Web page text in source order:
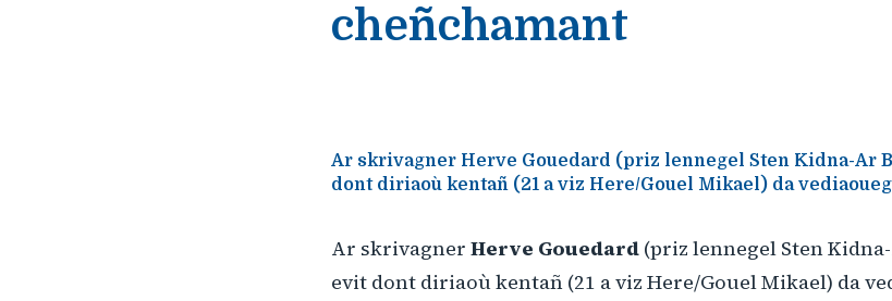
cheñchamant
Ar skrivagner Herve Gouedard (priz lennegel Sten Kidna-Ar
dont diriaoù kentañ (21 a viz Here/Gouel Mikael) da
Ar skrivagner Herve Gouedard (priz lennegel Sten
evit dont diriaoù kentañ (21 a viz Here/Gouel Mikael) da